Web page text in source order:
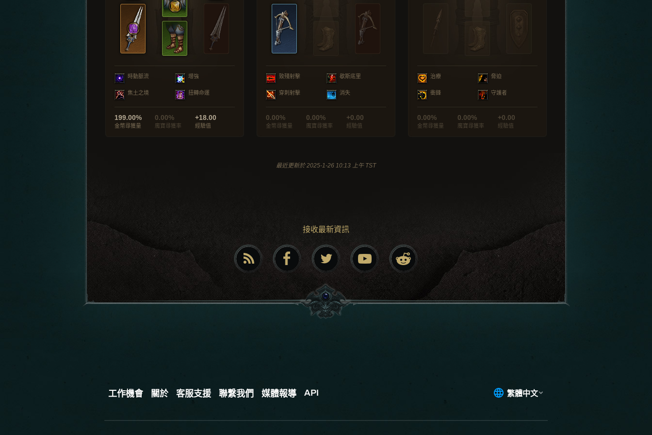
時動脈流 增強
焦土之境 扭轉命運
199.00%
金幣尋獲量
0.00%
魔寶尋獲率
+18.00
經驗值
致殘射擊 歇斯底里
穿刺射擊 消失
0.00%
金幣尋獲量
0.00%
魔寶尋獲率
+0.00
經驗值
治療 脅迫
衝鋒 守護者
0.00%
金幣尋獲量
0.00%
魔寶尋獲率
+0.00
經驗值
最近更新於 2025-1-26 10:13 上午 TST
接收最新資訊